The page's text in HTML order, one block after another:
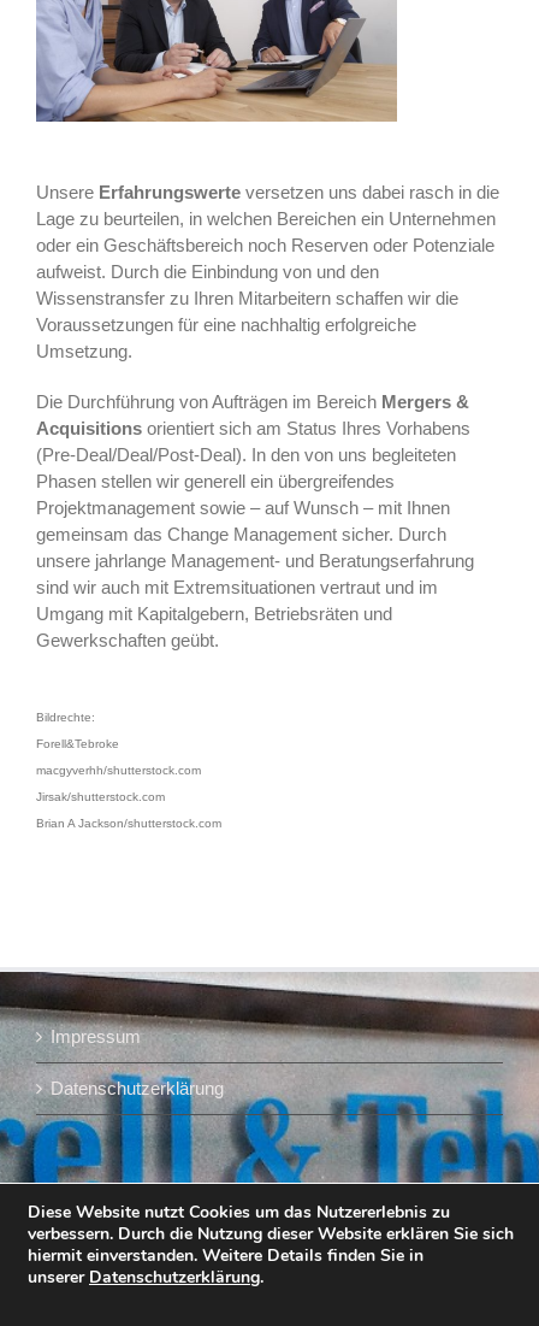
Unsere Erfahrungswerte versetzen uns dabei rasch in die
Lage zu beurteilen, in welchen Bereichen ein Unternehmen
oder ein Geschäftsbereich noch Reserven oder Potenziale
aufweist. Durch die Einbindung von und den
Wissenstransfer zu Ihren Mitarbeitern schaffen wir die
Voraussetzungen für eine nachhaltig erfolgreiche
Umsetzung.
Die Durchführung von Aufträgen im Bereich Mergers &
Acquisitions orientiert sich am Status Ihres Vorhabens
(Pre-Deal/Deal/Post-Deal). In den von uns begleiteten
Phasen stellen wir generell ein übergreifendes
Projektmanagement sowie – auf Wunsch – mit Ihnen
gemeinsam das Change Management sicher. Durch
unsere jahrlange Management- und Beratungserfahrung
sind wir auch mit Extremsituationen vertraut und im
Umgang mit Kapitalgebern, Betriebsräten und
Gewerkschaften geübt.
Bildrechte:
Forell&Tebroke
macgyverhh/shutterstock.com
Jirsak/shutterstock.com
Brian A Jackson/shutterstock.com
Impressum
Datenschutzerklärung
Diese Website nutzt Cookies um das Nutzererlebnis zu
verbessern. Durch die Nutzung dieser Website erklären Sie sich
hiermit einverstanden. Weitere Details finden Sie in
unserer Datenschutzerklärung.